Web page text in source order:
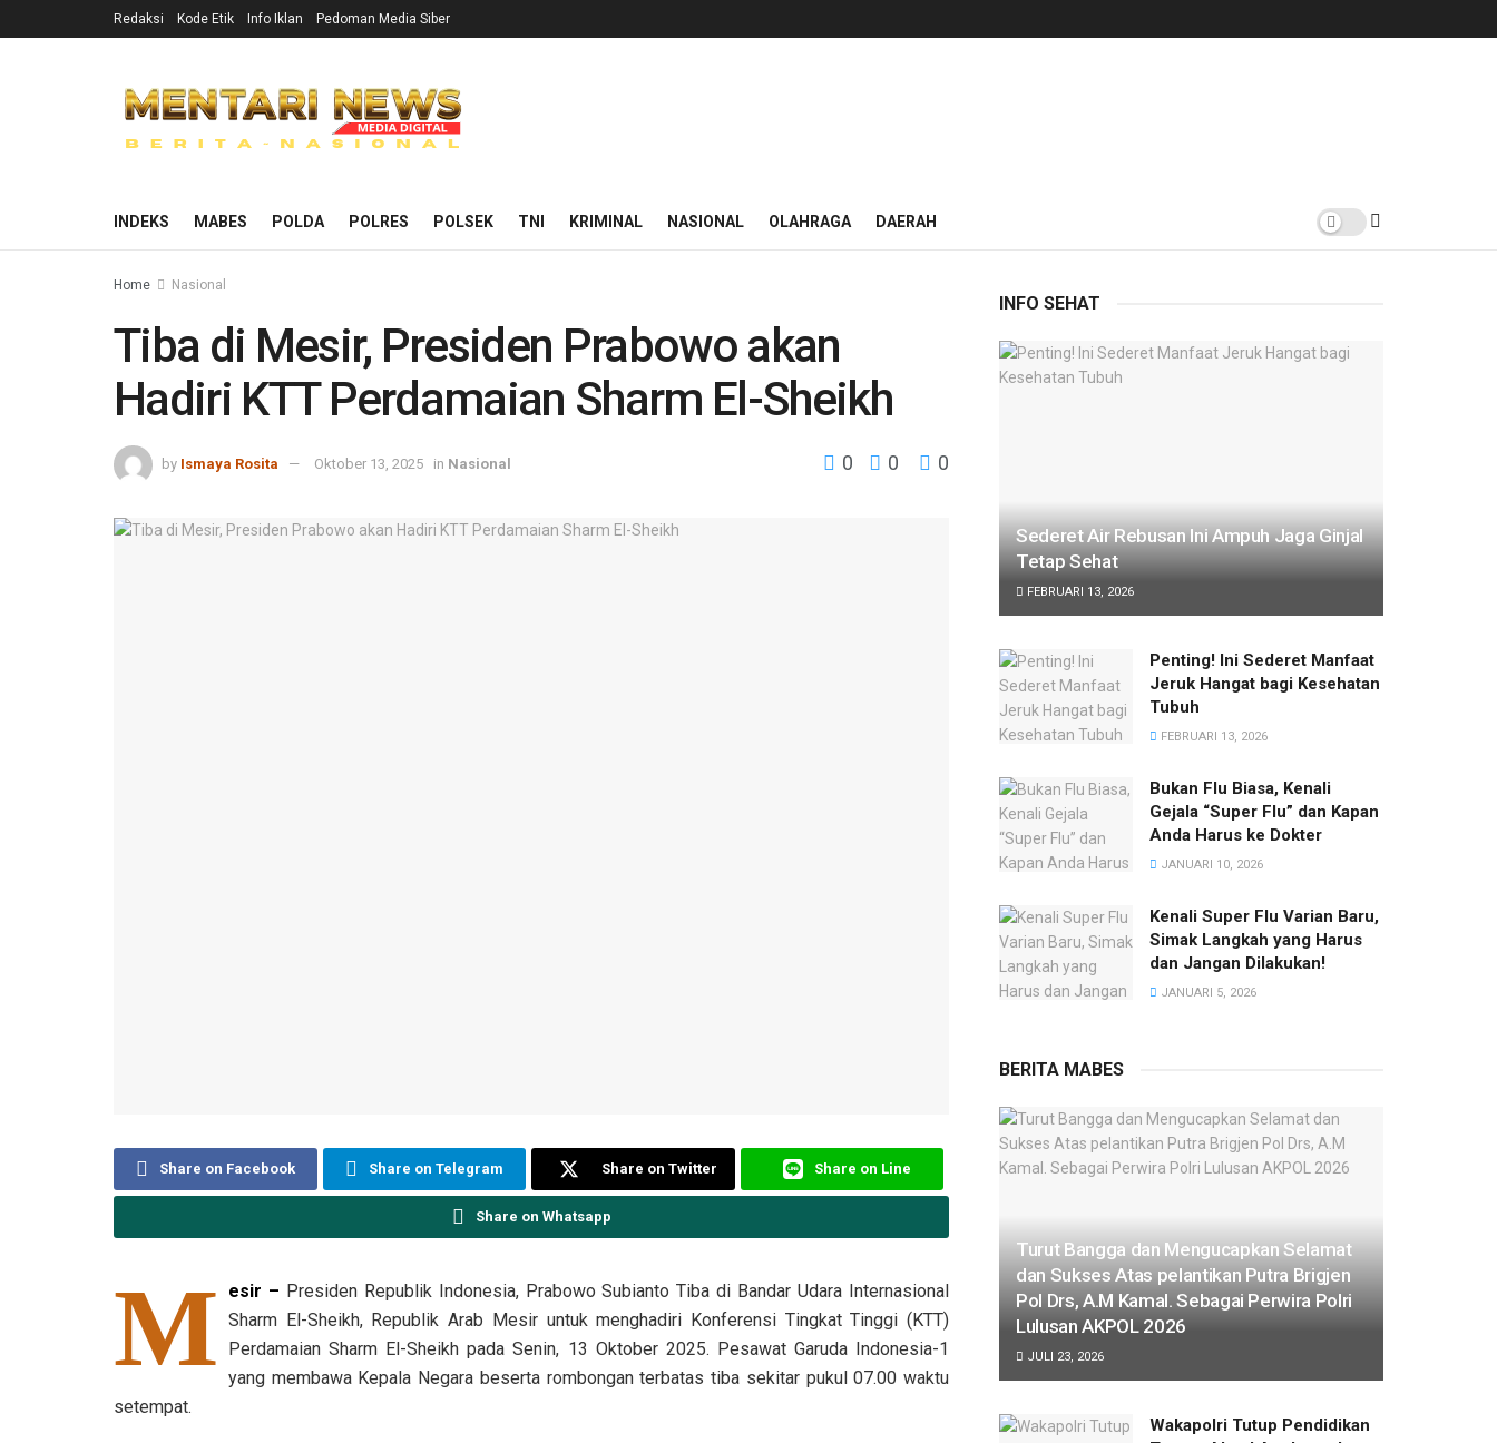
Redaksi Kode Etik Info Iklan Pedoman Media Siber
INDEKS MABES POLDA POLRES POLSEK TNI KRIMINAL NASIONAL OLAHRAGA DAERAH
Home Nasional
Tiba di Mesir, Presiden Prabowo akan
Hadiri KTT Perdamaian Sharm El-Sheikh
by Ismaya Rosita Oktober 13, 2025 in Nasional 0 0 0
Share on Facebook Share on Telegram Share on Twitter Share on Line
Share on Whatsapp
M esir – Presiden Republik Indonesia, Prabowo Subianto Tiba di Bandar Udara Internasional
Sharm El-Sheikh, Republik Arab Mesir untuk menghadiri Konferensi Tingkat Tinggi (KTT)
Perdamaian Sharm El-Sheikh pada Senin, 13 Oktober 2025. Pesawat Garuda Indonesia-1
yang membawa Kepala Negara beserta rombongan terbatas tiba sekitar pukul 07.00 waktu
setempat.
INFO SEHAT
Sederet Air Rebusan Ini Ampuh Jaga Ginjal
Tetap Sehat
FEBRUARI 13, 2026
Penting! Ini Sederet Manfaat
Jeruk Hangat bagi Kesehatan
Tubuh
FEBRUARI 13, 2026
Bukan Flu Biasa, Kenali
Gejala “Super Flu” dan Kapan
Anda Harus ke Dokter
JANUARI 10, 2026
Kenali Super Flu Varian Baru,
Simak Langkah yang Harus
dan Jangan Dilakukan!
JANUARI 5, 2026
BERITA MABES
Turut Bangga dan Mengucapkan Selamat
dan Sukses Atas pelantikan Putra Brigjen
Pol Drs, A.M Kamal. Sebagai Perwira Polri
Lulusan AKPOL 2026
JULI 23, 2026
Wakapolri Tutup Pendidikan